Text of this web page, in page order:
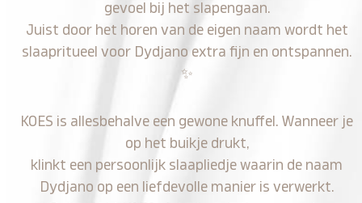
gevoel bij het slapengaan.
Juist door het horen van de eigen naam wordt het
slaapritueel voor Dydjano extra fijn en ontspannen.
✨
KOES is allesbehalve een gewone knuffel. Wanneer je
op het buikje drukt,
klinkt een persoonlijk slaapliedje waarin de naam
Dydjano op een liefdevolle manier is verwerkt.